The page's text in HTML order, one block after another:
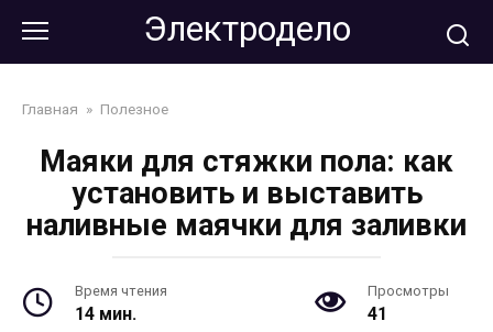
контенту
Электродело
Главная » Полезное
Маяки для стяжки пола: как
установить и выставить
наливные маячки для заливки
Время чтения
14 мин.
Просмотры
41